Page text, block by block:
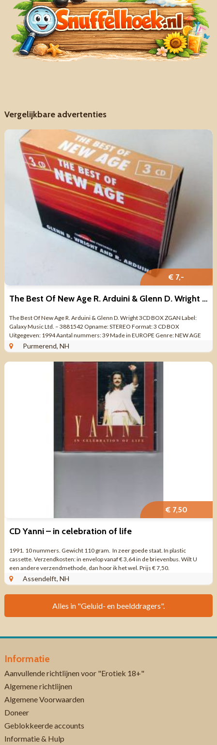
Vergelijkbare advertenties
€ 7,-
The Best Of New Age R. Arduini & Glenn D. Wright 3CD BOX
The Best Of New Age R. Arduini & Glenn D. Wright 3CD BOX ZGAN Label:
Galaxy Music Ltd. – 3881542 Opname: STEREO Format: 3 CD BOX
Uitgegeven: 1994 Aantal nummers: 39 Made in EUROPE Genre: NEW AGE
Kwaliteit: ZO GOED ALS ...
Purmerend, NH
€ 7,50
CD Yanni – in celebration of life
1991. 10 nummers. Gewicht 110 gram. In zeer goede staat. In plastic
cassette. Verzendkosten: in envelop vanaf € 3,64 in de brievenbus. Wilt U
een andere verzendmethode, dan hoor ik het wel. Prijs € 7,50.
Assendelft, NH
Alles in "Geluid- en beelddragers".
Informatie
Aanvullende richtlijnen voor "Erotiek 18+"
Algemene richtlijnen
Algemene Voorwaarden
Doneer
Geblokkeerde accounts
Informatie & Hulp